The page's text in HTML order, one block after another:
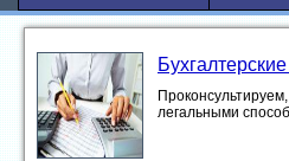
легальными